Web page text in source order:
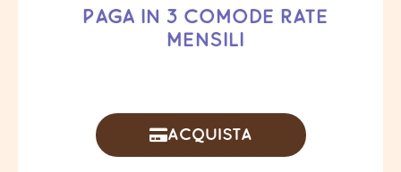
paga in 3 comode rate
mensili
Acquista